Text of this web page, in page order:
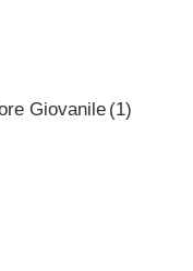
Giovanile (1)